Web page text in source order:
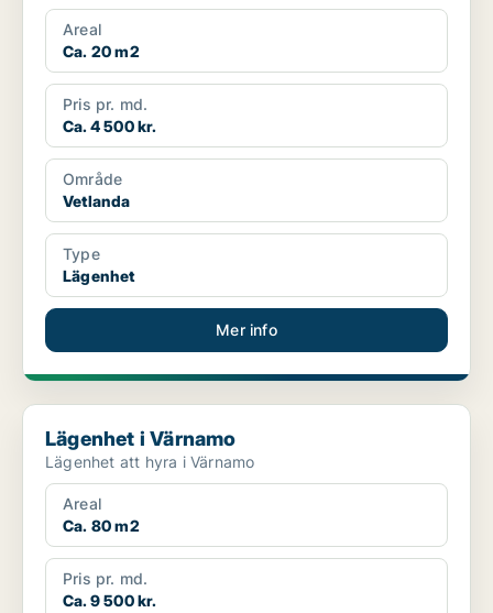
Areal
Ca. 20 m2
Pris pr. md.
Ca. 4 500 kr.
Område
Vetlanda
Type
Lägenhet
Mer info
Lägenhet i Värnamo
Lägenhet i Värnamo
Lägenhet att hyra i Värnamo
Areal
Ca. 80 m2
Pris pr. md.
Ca. 9 500 kr.